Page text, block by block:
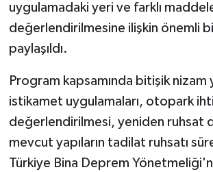
uygulamadaki yeri ve farklı
değerlendirilmesine ilişkin önemli
paylaşıldı.
Program kapsamında bitişik nizam
istikamet uygulamaları, otopark
değerlendirilmesi, yeniden ruhsat
mevcut yapıların tadilat ruhsatı
Türkiye Bina Deprem